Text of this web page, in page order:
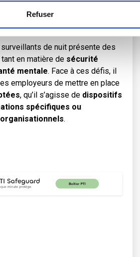
Refuser
de nuit présente des
en matière de sécurité
mentale. Face à ces défis, il
employeurs de mettre en place
, qu’il s’agisse de dispositifs
spécifiques ou
.